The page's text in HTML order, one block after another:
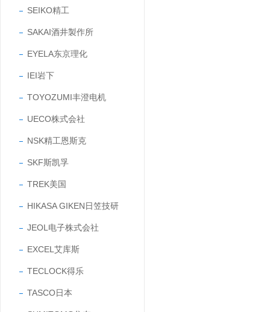
SEIKO精工
SAKAI酒井製作所
EYELA东京理化
IEI岩下
TOYOZUMI丰澄电机
UECO株式会社
NSK精工恩斯克
SKF斯凯孚
TREK美国
HIKASA GIKEN日笠技研
JEOL电子株式会社
EXCEL艾库斯
TECLOCK得乐
TASCO日本